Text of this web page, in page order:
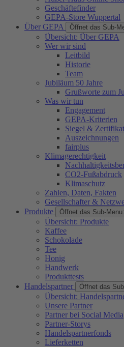
Geschäftefinder
GEPA-Store Wuppertal
Über GEPA
Öffnet das Sub-
Übersicht: Über GEPA
Wer wir sind
Leitbild
Historie
Team
Jubiläum 50 Jahre
Grußworte zum
Was wir tun
Engagement
GEPA-Kriterien
Siegel &
Auszeichnungen
fairplus
Klimagerechtigkeit
CO2-Fußabdruck
Klimaschutz
Zahlen, Daten, Fakten
Gesellschafter &
Produkte
Öffnet das Sub-Menu:
Übersicht: Produkte
Kaffee
Schokolade
Tee
Honig
Handwerk
Produkttests
Handelspartner
Öffnet das
Übersicht:
Unsere Partner
Partner bei Social Media
Partner-Storys
Handelspartnerfonds
Lieferketten